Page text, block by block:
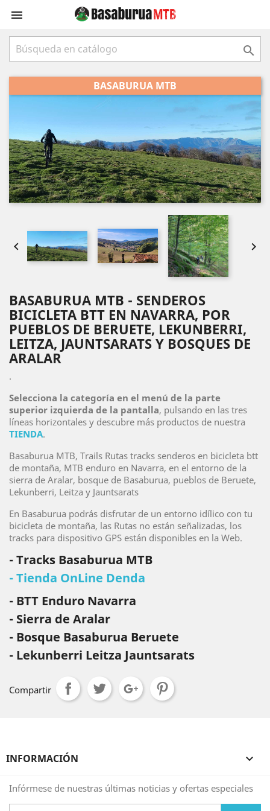


BASABURUA MTB
 
BASABURUA MTB - SENDEROS
BICICLETA BTT EN NAVARRA, POR
PUEBLOS DE BERUETE, LEKUNBERRI,
LEITZA, JAUNTSARATS Y BOSQUES DE
ARALAR
.
Selecciona la categoría en el menú de la parte
superior izquierda de la pantalla, pulsando en las tres
líneas horizontales y descubre más productos de nuestra
TIENDA.
Basaburua MTB, Trails Rutas tracks senderos en bicicleta btt
de montaña, MTB enduro en Navarra, en el entorno de la
sierra de Aralar, bosque de Basaburua, pueblos de Beruete,
Lekunberri, Leitza y Jauntsarats
En Basaburua podrás disfrutar de un entorno idílico con tu
bicicleta de montaña, las Rutas no están señalizadas, los
tracks para dispositivo GPS están disponibles en la Web.
- Tracks Basaburua MTB
- Tienda OnLine Denda
- BTT Enduro Navarra
- Sierra de Aralar
- Bosque Basaburua Beruete
- Lekunberri Leitza Jauntsarats
Compartir
INFORMACIÓN 
Infórmese de nuestras últimas noticias y ofertas especiales